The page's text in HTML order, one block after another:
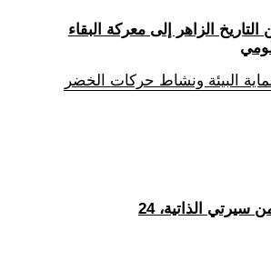
البيئة ونشاط حركات الخضر